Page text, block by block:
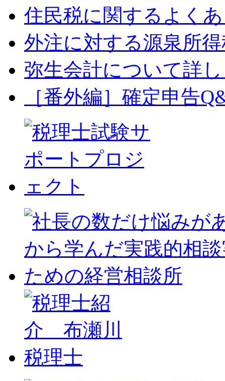
住民税に関するよく
外注に対する源泉所
弥生会計について詳
［番外編］確定申告